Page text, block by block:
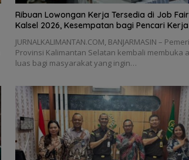
Ribuan Lowongan Kerja Tersedia di Job Fair
Kalsel 2026, Kesempatan bagi Pencari Kerja
JURNALKALIMANTAN.COM, BANJARMASIN –
Provinsi Kalimantan Selatan kembali membuka
luas bagi masyarakat yang ingin…